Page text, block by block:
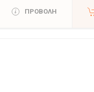
ΠΡΟΒΟΛΗ